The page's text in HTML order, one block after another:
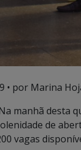
• por Marina
manhã desta
de
vagas